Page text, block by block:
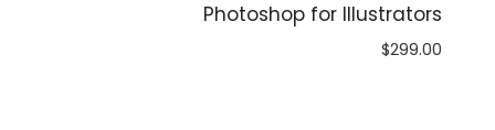
Photoshop for Illustrators
$299.00